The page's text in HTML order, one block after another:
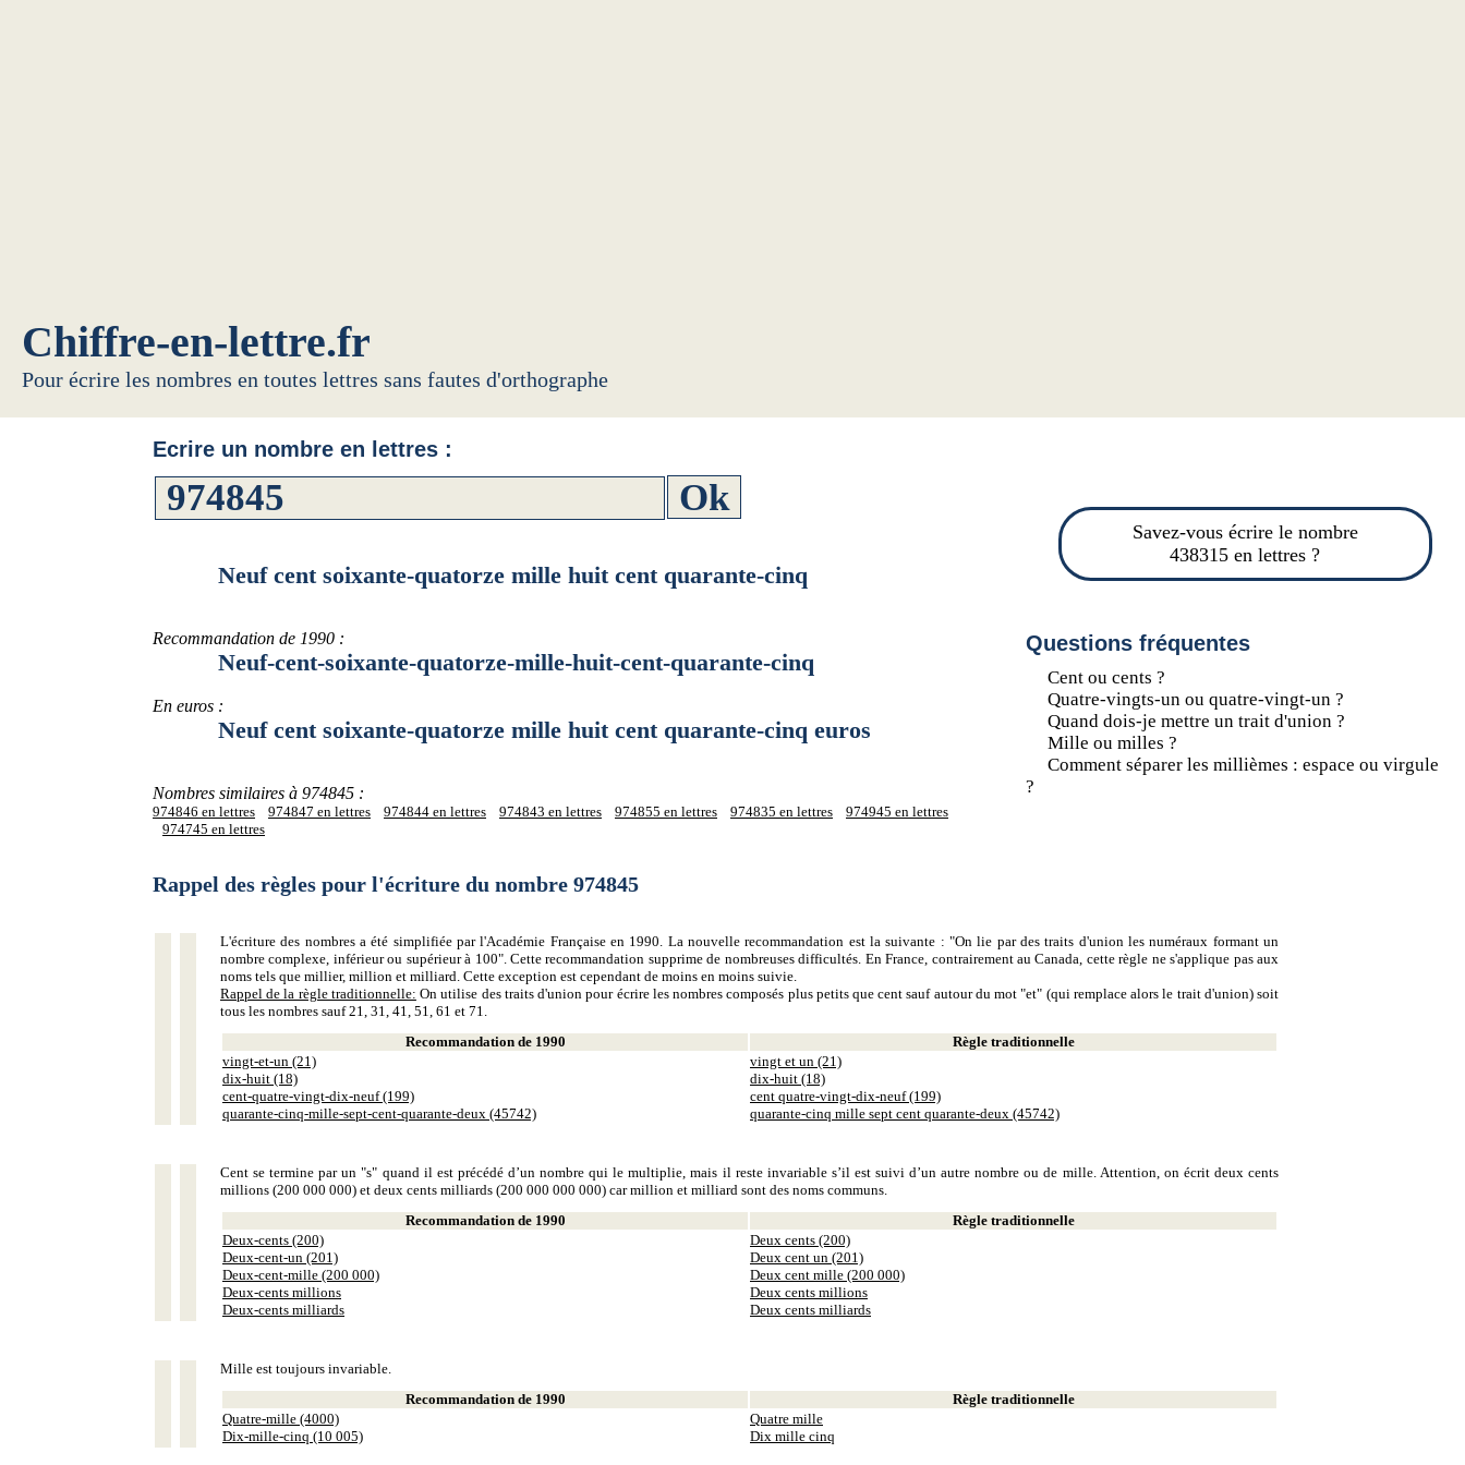
Chiffre-en-lettre.fr
Pour écrire les nombres en toutes lettres sans fautes d'orthographe
Savez-vous écrire le nombre
438315 en lettres ?
Questions fréquentes
Cent ou cents ?
Quatre-vingts-un ou quatre-vingt-un ?
Quand dois-je mettre un trait d'union ?
Mille ou milles ?
Comment séparer les millièmes : espace ou virgule
?
Ecrire un nombre en lettres :
Neuf cent soixante-quatorze mille huit cent quarante-cinq
Recommandation de 1990 :
Neuf-cent-soixante-quatorze-mille-huit-cent-quarante-cinq
En euros :
Neuf cent soixante-quatorze mille huit cent quarante-cinq euros
Nombres similaires à 974845 :
974846 en lettres 974847 en lettres 974844 en lettres 974843 en lettres 974855 en lettres 974835 en lettres
974945 en lettres
974745 en lettres
Rappel des règles pour l'écriture du nombre 974845
L'écriture des nombres a été simplifiée par l'Académie Française en 1990. La nouvelle recommandation est la suivante : "On lie par des traits d'union les numéraux formant un
nombre complexe, inférieur ou supérieur à 100". Cette recommandation supprime de nombreuses difficultés. En France, contrairement au Canada, cette règle ne s'applique pas aux
noms tels que millier, million et milliard. Cette exception est cependant de moins en moins suivie.
Rappel de la règle traditionnelle: On utilise des traits d'union pour écrire les nombres composés plus petits que cent sauf autour du mot "et" (qui remplace alors le trait d'union) soit
tous les nombres sauf 21, 31, 41, 51, 61 et 71.
Recommandation de 1990
Règle traditionnelle
vingt-et-un (21)
dix-huit (18)
cent-quatre-vingt-dix-neuf (199)
quarante-cinq-mille-sept-cent-quarante-deux (45742)
vingt et un (21)
dix-huit (18)
cent quatre-vingt-dix-neuf (199)
quarante-cinq mille sept cent quarante-deux (45742)
Cent se termine par un "s" quand il est précédé d’un nombre qui le multiplie, mais il reste invariable s’il est suivi d’un autre nombre ou de mille. Attention, on écrit deux cents
millions (200 000 000) et deux cents milliards (200 000 000 000) car million et milliard sont des noms communs.
Recommandation de 1990
Règle traditionnelle
Deux-cents (200)
Deux-cent-un (201)
Deux-cent-mille (200 000)
Deux-cents millions
Deux-cents milliards
Deux cents (200)
Deux cent un (201)
Deux cent mille (200 000)
Deux cents millions
Deux cents milliards
Mille est toujours invariable.
Recommandation de 1990
Règle traditionnelle
Quatre-mille (4000)
Dix-mille-cinq (10 005)
Quatre mille
Dix mille cinq